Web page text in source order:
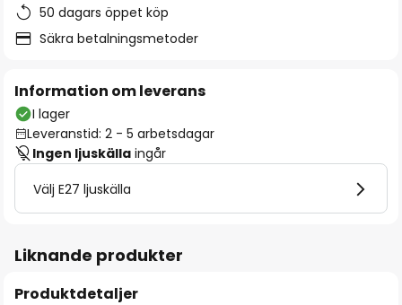
50 dagars öppet köp
Säkra betalningsmetoder
Information om leverans
I lager
Leveranstid: 2 - 5 arbetsdagar
Ingen ljuskälla ingår
Välj E27 ljuskälla
Liknande produkter
Produktdetaljer